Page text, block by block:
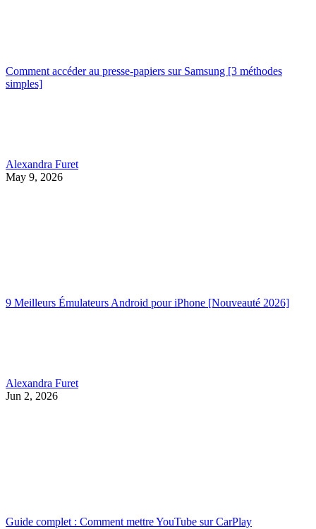
Comment accéder au presse-papiers sur Samsung [3 méthodes
simples]
Alexandra Furet
May 9, 2026
9 Meilleurs Émulateurs Android pour iPhone [Nouveauté 2026]
Alexandra Furet
Jun 2, 2026
Guide complet : Comment mettre YouTube sur CarPlay